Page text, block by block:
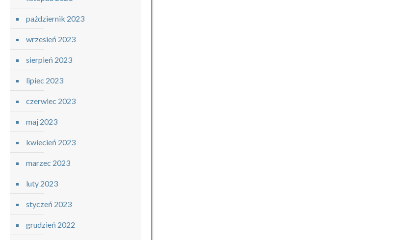
październik 2023
wrzesień 2023
sierpień 2023
lipiec 2023
czerwiec 2023
maj 2023
kwiecień 2023
marzec 2023
luty 2023
styczeń 2023
grudzień 2022